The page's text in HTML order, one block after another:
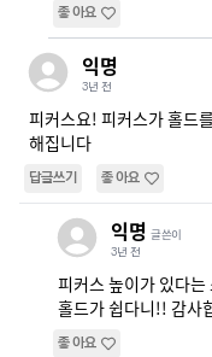
좋아요
익명
3년 전
피커스요! 피커스가 홀드
해집니다
답글쓰기 좋아요
익명 글쓴이
3년 전
피커스 높이가 있다
홀드가 쉽다니!! 감사
좋아요